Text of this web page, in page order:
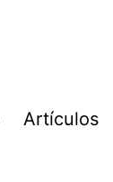
Artículos